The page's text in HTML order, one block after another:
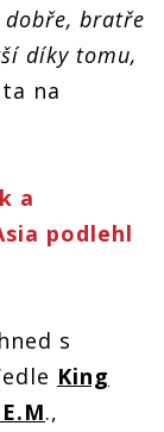
dobře, bratře
díky tomu,
na
a
podlehl
s
King
.,